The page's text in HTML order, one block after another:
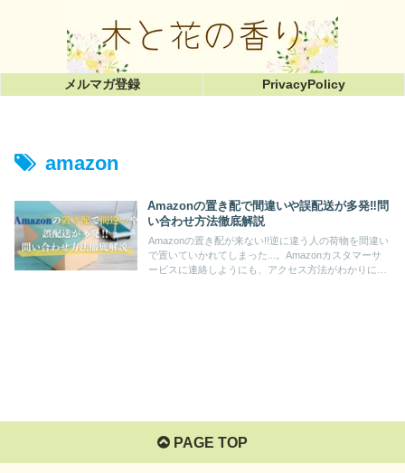
メルマガ登録 PrivacyPolicy
amazon
Amazonの置き配で間違いや誤配送が多発‼︎問
い合わせ方法徹底解説
Amazonの置き配が来ない!!逆に違う人の荷物を間違い
で置いていかれてしまった...。Amazonカスタマーサ
ービスに連絡しようにも、アクセス方法がわかりにく
PAGE TOP